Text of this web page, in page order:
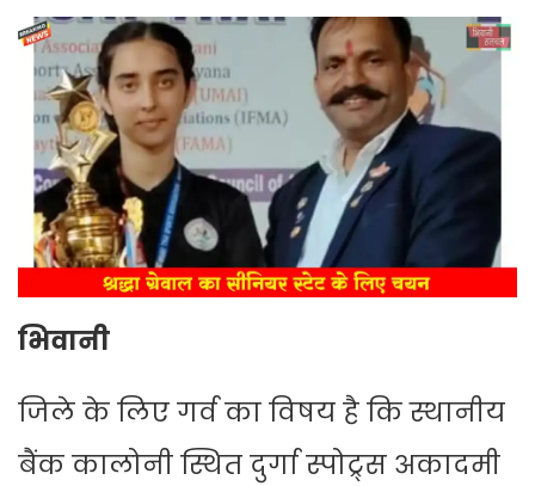
भिवानी
जिले के लिए गर्व का विषय है कि स्थानीय
बैंक कालोनी स्थित दुर्गा स्पोट्र्स अकादमी